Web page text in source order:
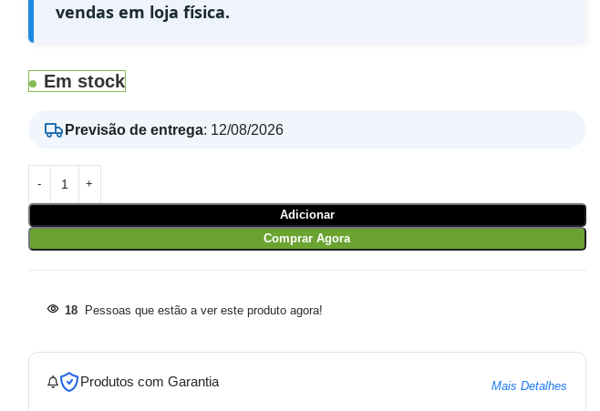
vendas em loja física.
Em stock
Previsão de entrega: 12/08/2026
Adicionar
Comprar Agora
18 Pessoas que estão a ver este produto agora!
Produtos com Garantia Mais Detalhes